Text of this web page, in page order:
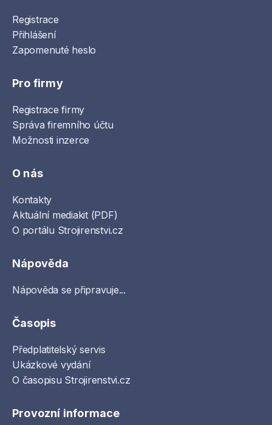
Registrace
Přihlášení
Zapomenuté heslo
Pro firmy
Registrace firmy
Správa firemního účtu
Možnosti inzerce
O nás
Kontakty
Aktuální mediakit (PDF)
O portálu Strojirenstvi.cz
Nápověda
Nápověda se připravuje...
Časopis
Předplatitelský servis
Ukázkové vydání
O časopisu Strojirenstvi.cz
Provozní informace